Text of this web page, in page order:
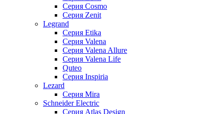
Серия Cosmo
Серия Zenit
Legrand
Серия Etika
Серия Valena
Серия Valena Allure
Серия Valena Life
Quteo
Серия Inspiria
Lezard
Серия Mira
Schneider Electric
Серия Atlas Design